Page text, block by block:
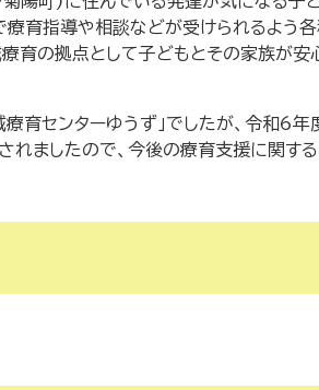
療育指導や相談などが受けられるよう
療育の拠点として子どもとその家族が
育センターゆうず」でしたが、令和6年
れましたので、今後の療育支援に関す